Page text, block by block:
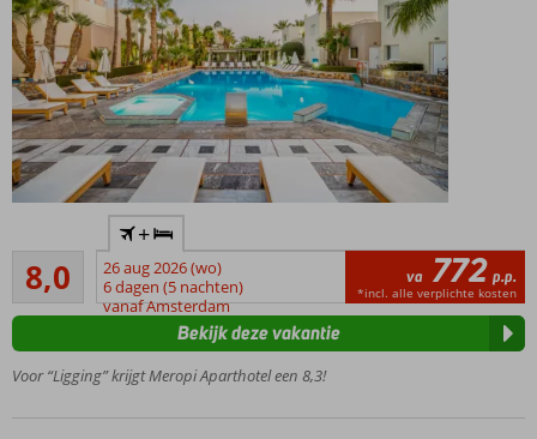
typisch
Griekse
sfeer
centrum
Comfortabele
8,0Zeer goed
382
beoordelingen
+
26 aug 2026 (wo)
6 dagen (5 nachten)
vanaf Amsterdam
va 772 p.p.
*incl. alle verplichte kosten
Voor “Ligging” krijgt Meropi Aparthotel een 8,3!
Bekijk deze vakantie